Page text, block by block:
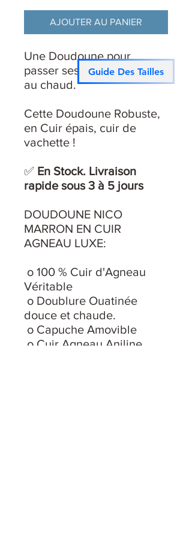
AJOUTER AU PANIER
Une Doudoune pour
passer ses hivers
au chaud.
Cette Doudoune Robuste,
en Cuir épais, cuir de
vachette !
✅ En Stock. Livraison
rapide sous 3 à 5 jours
DOUDOUNE NICO
MARRON EN CUIR
AGNEAU LUXE:
o 100 % Cuir d'Agneau
Véritable
o Doublure Ouatinée
douce et chaude.
o Capuche Amovible
o Cuir Agneau Aniline
Guide Des Tailles